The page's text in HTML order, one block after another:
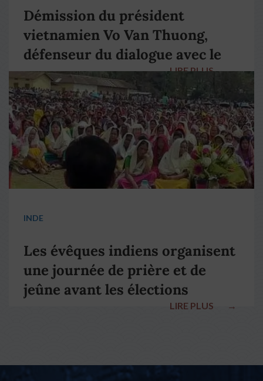
Démission du président
vietnamien Vo Van Thuong,
défenseur du dialogue avec le
pape François
LIRE PLUS →
INDE
Les évêques indiens organisent
une journée de prière et de
jeûne avant les élections
LIRE PLUS →